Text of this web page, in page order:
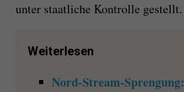
unter staatliche Kontrolle gestellt.
Weiterlesen
Nord-Stream-